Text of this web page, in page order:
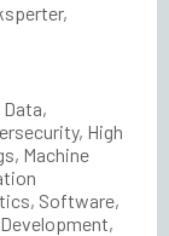
High
Machine
Software,